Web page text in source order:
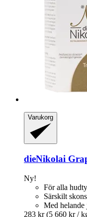
Varukorg
dieNikolai
Ny!
För alla
Särskilt
Med helande
283 kr (5 660 kr /